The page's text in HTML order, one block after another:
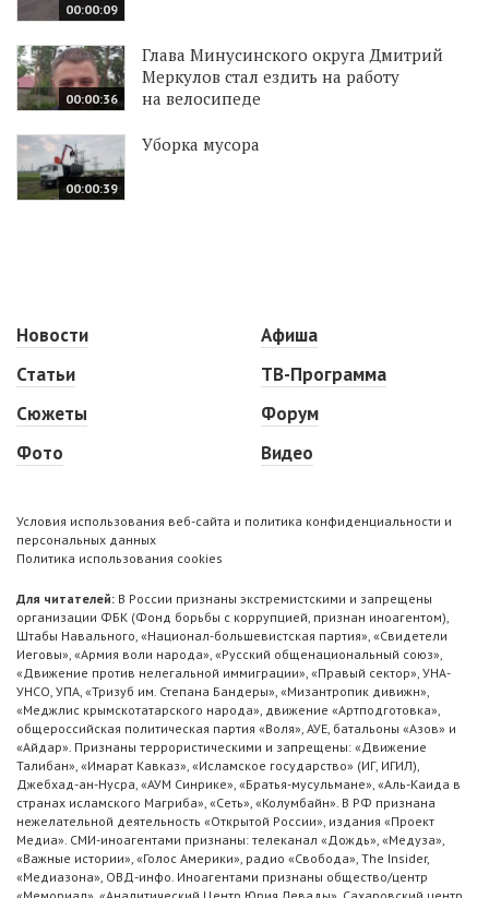
00:00:09
00:00:36
Глава Минусинского округа Дмитрий
Меркулов стал ездить на работу
на велосипеде
00:00:39
Уборка мусора
Новости
Статьи
Сюжеты
Фото
Афиша
ТВ-Программа
Форум
Видео
Условия использования веб-сайта и политика конфиденциальности и
персональных данных
Политика использования cookies
Для читателей: В России признаны экстремистскими и запрещены
организации ФБК (Фонд борьбы с коррупцией, признан иноагентом),
Штабы Навального, «Национал-большевистская партия», «Свидетели
Иеговы», «Армия воли народа», «Русский общенациональный союз»,
«Движение против нелегальной иммиграции», «Правый сектор», УНА-
УНСО, УПА, «Тризуб им. Степана Бандеры», «Мизантропик дивижн»,
«Меджлис крымскотатарского народа», движение «Артподготовка»,
общероссийская политическая партия «Воля», АУЕ, батальоны «Азов» и
«Айдар». Признаны террористическими и запрещены: «Движение
Талибан», «Имарат Кавказ», «Исламское государство» (ИГ, ИГИЛ),
Джебхад-ан-Нусра, «АУМ Синрике», «Братья-мусульмане», «Аль-Каида в
странах исламского Магриба», «Сеть», «Колумбайн». В РФ признана
нежелательной деятельность «Открытой России», издания «Проект
Медиа». СМИ-иноагентами признаны: телеканал «Дождь», «Медуза»,
«Важные истории», «Голос Америки», радио «Свобода», The Insider,
«Медиазона», ОВД-инфо. Иноагентами признаны общество/центр